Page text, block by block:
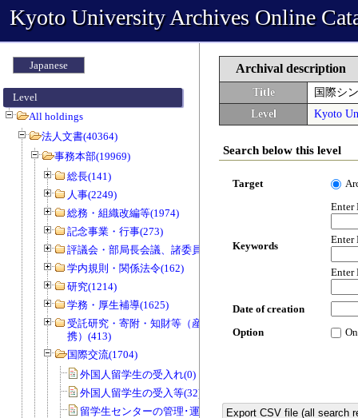
Kyoto University Archives Online
Japanese
Level
All holdings
法人文書(40364)
事務本部(19969)
総長(141)
人事(2249)
総務・組織改編等(1974)
記念事業・行事(273)
評議会・部局長会議、諸委員会等(1466)
学内規則・関係法令(162)
研究(1214)
学務・厚生補導(1625)
受託研究・寄附・知財等（産官学連
携）(413)
国際交流(1704)
外国人留学生の受入れ(0)
外国人留学生の受入等(32)
留学生センターの管理･運営(0)
Archival description
Title
国際シ
Level
Kyoto
Search below this level
Target
Keywords
Enter
Enter
Enter
Date of creation
Option
Export CSV file (all search